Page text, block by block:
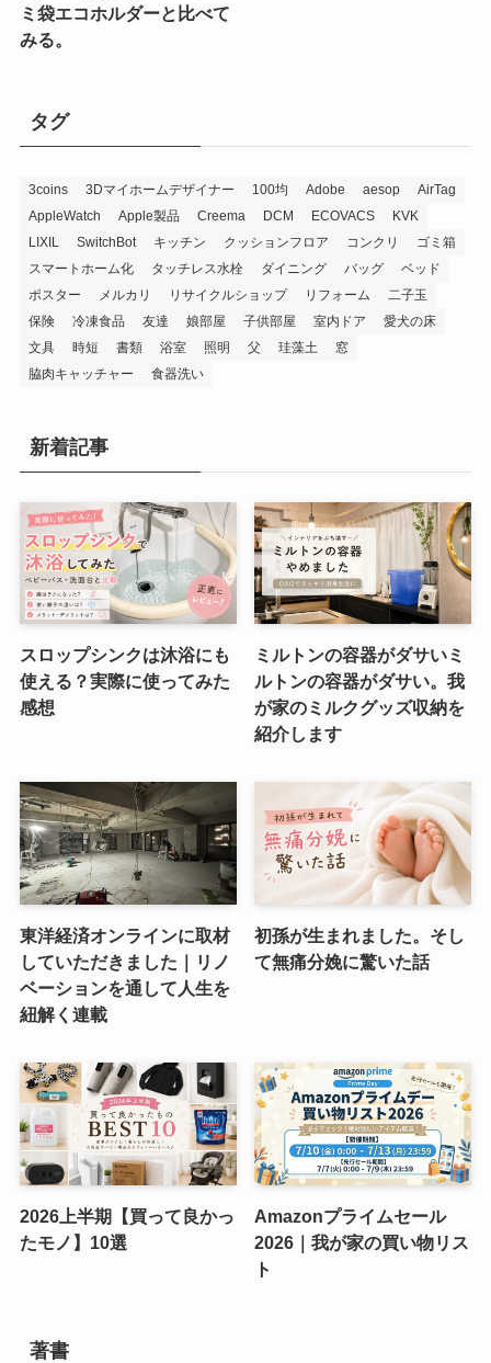
ミ袋エコホルダーと比べて
みる。
タグ
3coins 3Dマイホームデザイナー 100均 Adobe aesop
AirTag
AppleWatch
Apple製品 Creema DCM ECOVACS
KVK
LIXIL
SwitchBot キッチン クッションフロア コンクリ
ゴミ箱
スマートホーム化
タッチレス水栓 ダイニング バッグ
ベッド
ポスター
メルカリ リサイクルショップ リフォーム
二子玉
保険
冷凍食品 友達 娘部屋 子供部屋 室内ドア
愛犬の床
文具
時短 書類 浴室 照明 父 珪藻土
窓
脇肉キャッチャー
食器洗い
新着記事
スロップシンクは沐浴にも
使える？実際に使ってみた
感想
ミルトンの容器がダサいミ
ルトンの容器がダサい。我
が家のミルクグッズ収納を
紹介します
東洋経済オンラインに取材
していただきました｜リノ
ベーションを通して人生を
紐解く連載
初孫が生まれました。そし
て無痛分娩に驚いた話
2026上半期【買って良かっ
たモノ】10選
Amazonプライムセール
2026｜我が家の買い物リス
ト
著書